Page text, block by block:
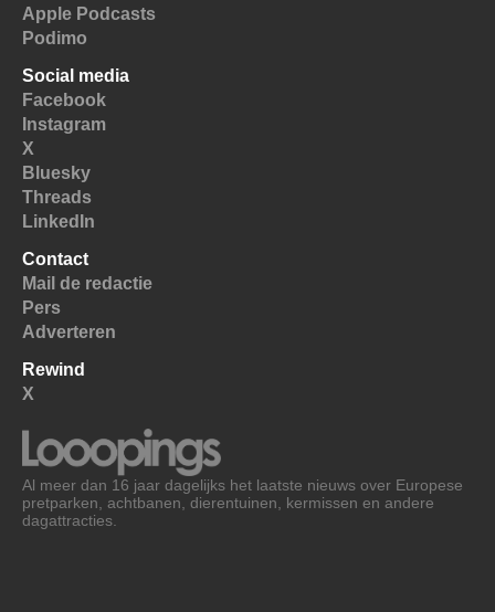
Apple Podcasts
Podimo
Social media
Facebook
Instagram
X
Bluesky
Threads
LinkedIn
Contact
Mail de redactie
Pers
Adverteren
Rewind
X
Al meer dan 16 jaar dagelijks het laatste nieuws over Europese
pretparken, achtbanen, dierentuinen, kermissen en andere
dagattracties.